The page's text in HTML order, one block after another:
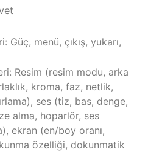
Güç, menü, çıkış, yukarı,
Resim (resim modu, arka
kroma, faz, netlik,
ses (tiz, bas, denge,
alma, hoparlör, ses
ekran (en/boy oranı,
özelliği, dokunmatik